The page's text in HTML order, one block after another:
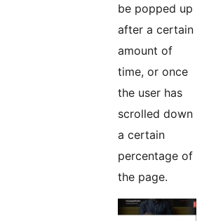
be popped up
after a certain
amount of
time, or once
the user has
scrolled down
a certain
percentage of
the page.